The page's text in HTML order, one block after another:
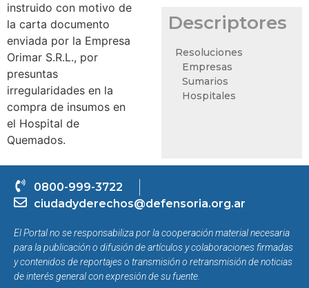
instruido con motivo de
la carta documento
enviada por la Empresa
Orimar S.R.L., por
presuntas
irregularidades en la
compra de insumos en
el Hospital de
Quemados.
Descriptores
Resoluciones
Empresas
Sumarios
Hospitales
0800-999-3722
ciudadyderechos@defensoria.org.ar
El Portal no se responsabiliza por la cooperación material necesaria
para la publicación o difusión de artículos y colaboraciones firmadas
y contenidos de reportajes o transmisión o retransmisión de noticias
de interés general con expresión de su fuente.